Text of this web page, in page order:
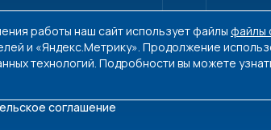
соглашение
работы наш сайт использует файлы файлы
и «Яндекс.Метрику». Продолжение
технологий. Подробности вы можете